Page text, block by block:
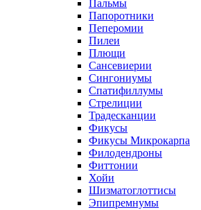
Пальмы
Папоротники
Пеперомии
Пилеи
Плющи
Сансевиерии
Сингониумы
Спатифиллумы
Стрелиции
Традесканции
Фикусы
Фикусы Микрокарпа
Филодендроны
Фиттонии
Хойи
Шизматоглоттисы
Эпипремнумы